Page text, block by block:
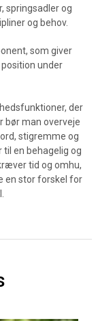
springsadler og
og behov.
som giver
under
der
bør man overveje
stigremme og
en behagelig og
tid og omhu,
en stor forskel for